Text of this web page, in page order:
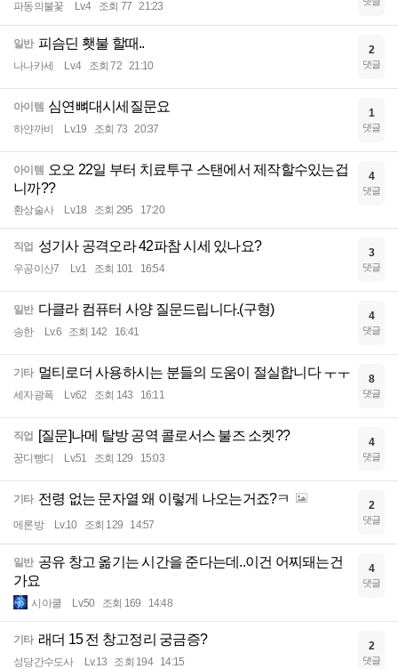
파동의불꽃 Lv.4 조회 77 21:23
일반 피슴딘 횃불 할때..
나나카세 Lv.4 조회 72 21:10
2
댓글
아이템 심연뼈대시세질문요
하얀까비 Lv.19 조회 73 20:37
1
댓글
아이템 오오 22일 부터 치료투구 스탠에서 제작할수있는겁
니까??
환상술사 Lv.18 조회 295 17:20
4
댓글
직업 성기사 공격오라 42파참 시세 있나요?
우공이산7 Lv.1 조회 101 16:54
3
댓글
일반 다클라 컴퓨터 사양 질문드립니다.(구형)
송한 Lv.6 조회 142 16:41
4
댓글
기타 멀티로더 사용하시는 분들의 도움이 절실합니다 ㅜㅜ
세자광폭 Lv.62 조회 143 16:11
8
댓글
직업 [질문]나메 탈방 공역 콜로서스 불즈 소켓??
꿍디빵디 Lv.51 조회 129 15:03
4
댓글
기타 전령 없는 문자열 왜 이렇게 나오는거죠?ㅋ
메론방 Lv.10 조회 129 14:57
2
댓글
일반 공유 창고 옮기는 시간을 준다는데..이건 어찌돼는건
가요
시아쿨 Lv.50 조회 169 14:48
4
댓글
기타 래더 15 전 창고정리 궁금증?
성당간수도사 Lv.13 조회 194 14:15
2
댓글